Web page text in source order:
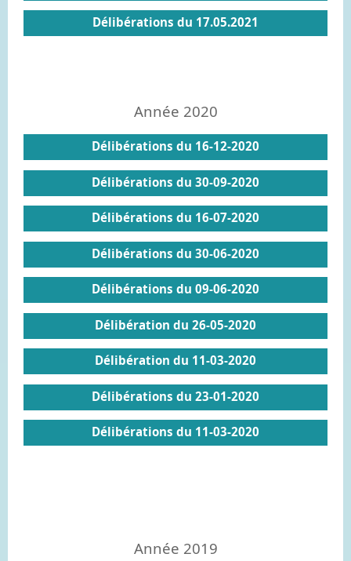
Délibérations du 17.05.2021
Année 2020
Délibérations du 16-12-2020
Délibérations du 30-09-2020
Délibérations du 16-07-2020
Délibérations du 30-06-2020
Délibérations du 09-06-2020
Délibération du 26-05-2020
Délibération du 11-03-2020
Délibérations du 23-01-2020
Délibérations du 11-03-2020
Année 2019